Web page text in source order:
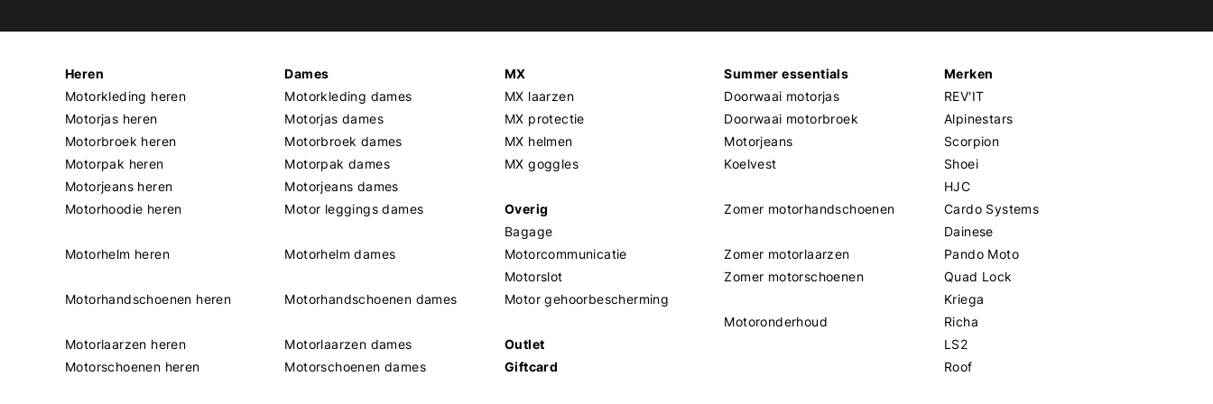
Heren
Motorkleding heren
Motorjas heren
Motorbroek heren
Motorpak heren
Motorjeans heren
Motorhoodie heren
Motorhelm heren
Motorhandschoenen heren
Motorlaarzen heren
Motorschoenen heren
Dames
Motorkleding dames
Motorjas dames
Motorbroek dames
Motorpak dames
Motorjeans dames
Motor leggings dames
Motorhelm dames
Motorhandschoenen dames
Motorlaarzen dames
Motorschoenen dames
MX
MX laarzen
MX protectie
MX helmen
MX goggles
Overig
Bagage
Motorcommunicatie
Motorslot
Motor gehoorbescherming
Outlet
Giftcard
Summer essentials
Doorwaai motorjas
Doorwaai motorbroek
Motorjeans
Koelvest
Zomer motorhandschoenen
Zomer motorlaarzen
Zomer motorschoenen
Motoronderhoud
Merken
REV'IT
Alpinestars
Scorpion
Shoei
HJC
Cardo Systems
Dainese
Pando Moto
Quad Lock
Kriega
Richa
LS2
Roof